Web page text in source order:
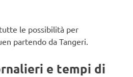
le possibilità per
partendo da Tangeri.
e tempi di